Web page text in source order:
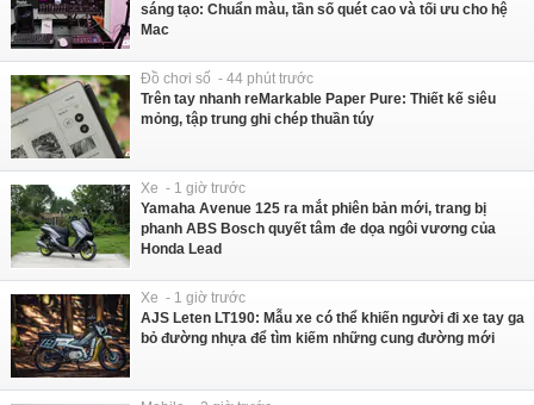
sáng tạo: Chuẩn màu, tần số quét cao và tối ưu cho hệ
Mac
Đồ chơi số - 44 phút trước
Trên tay nhanh reMarkable Paper Pure: Thiết kế siêu
mỏng, tập trung ghi chép thuần túy
Xe - 1 giờ trước
Yamaha Avenue 125 ra mắt phiên bản mới, trang bị
phanh ABS Bosch quyết tâm đe dọa ngôi vương của
Honda Lead
Xe - 1 giờ trước
AJS Leten LT190: Mẫu xe có thể khiến người đi xe tay ga
bỏ đường nhựa để tìm kiếm những cung đường mới